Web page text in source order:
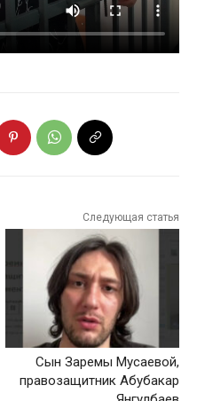
Следующая статья
Cын Заремы Мусаевой,
правозащитник Абубакар